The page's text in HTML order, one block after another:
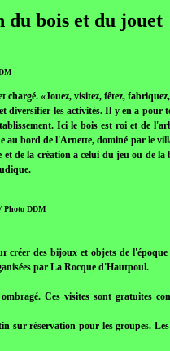
du bois et du jouet
«Jouez, visitez, fêtez,
diversifier les activités. Il y en a pour
Ici le bois est roi et de
au bord de l'Arnette, dominé par le
de la création à celui du jeu ou de la
Photo DDM
créer des bijoux et objets de
par La Rocque d'Hautpoul.
Ces visites sont gratuites
sur réservation pour les groupes.